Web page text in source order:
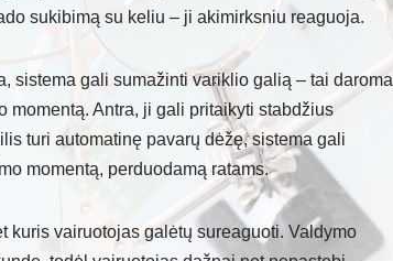
sukibimą su keliu – ji akimirksniu reaguoja.
sistema gali sumažinti variklio galią – tai daroma
momentą. Antra, ji gali pritaikyti stabdžius
turi automatinę pavarų dėžę, sistema gali
momentą, perduodamą ratams.
kuris vairuotojas galėtų sureaguoti. Valdymo